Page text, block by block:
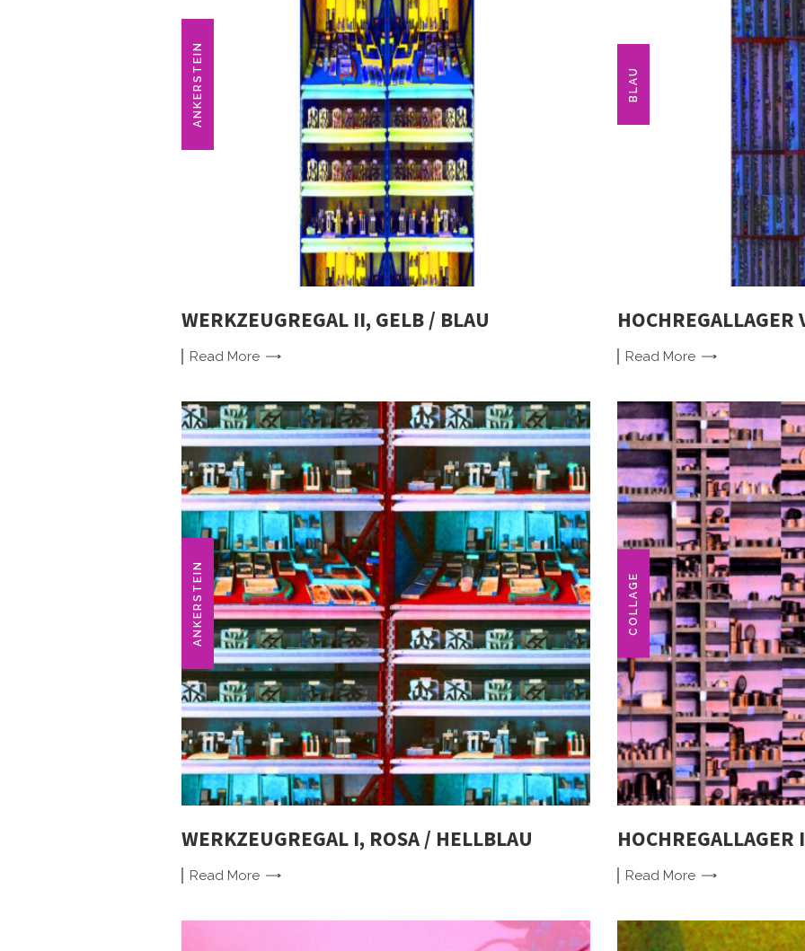
ANKERSTEIN
WERKZEUGREGAL II, GELB / BLAU
Read More
BLAU
HOCHREGALLAGER
Read More
ANKERSTEIN
WERKZEUGREGAL I, ROSA / HELLBLAU
Read More
COLLAGE
HOCHREGALLAGER
Read More